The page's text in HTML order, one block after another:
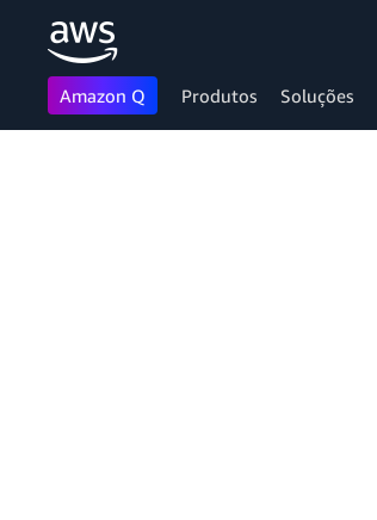
Amazon Q Produtos Soluções